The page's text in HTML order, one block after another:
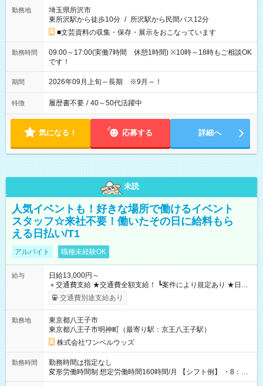
勤務地
埼玉県所沢市
東所沢駅から徒歩10分 / 所沢駅から民間バス12分
■文芸資料の収集・保存・展示をおこなっています
勤務時間
09:00～17:00(実働7時間 休憩1時間) ※10時～18時もご相談OK
です！
期間 2026年09月上旬～長期 ※9月～！
特徴 履歴書不要 / 40～50代活躍中
気になる！ 応募する 詳細へ
未読
人気イベントも！好きな場所で働けるイベント
スタッフ☆来社不要！働いたその日に給料もら
える日払い/T1
アルバイト 職種未経験OK
給与
日給13,000円～
＋交通費支給 ★交通費全額支給！ ┗案件により規定あり ★日払
いOK！（規定あり） ┗働いたその日に現金GET♪ お仕事後はコ
ンビニATMから 日払い分を引き落とせます！ 【試用期間】試
交通費別途支給あり
勤務地
東京都八王子市
東京都八王子市明神町（最寄り駅：京王八王子駅）
株式会社ワンベルウッズ
勤務時間
勤務時間は指定なし
変形労働時間制 想定労働時間160時間/月 【シフト例】 ・8：00
～21：00